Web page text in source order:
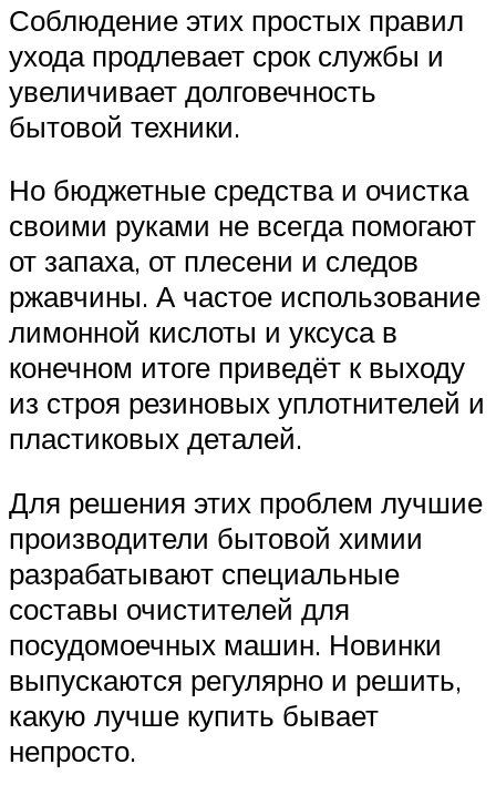
Соблюдение этих простых правил
ухода продлевает срок службы и
увеличивает долговечность
бытовой техники.
Но бюджетные средства и очистка
своими руками не всегда помогают
от запаха, от плесени и следов
ржавчины. А частое использование
лимонной кислоты и уксуса в
конечном итоге приведёт к выходу
из строя резиновых уплотнителей и
пластиковых деталей.
Для решения этих проблем лучшие
производители бытовой химии
разрабатывают специальные
составы очистителей для
посудомоечных машин. Новинки
выпускаются регулярно и решить,
какую лучше купить бывает
непросто.